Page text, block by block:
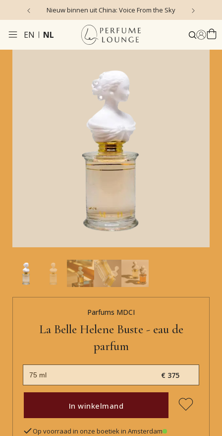
Nieuw binnen uit China: Voice From the Sky
EN NL
Parfums MDCI
La Belle Helene Buste - eau de
parfum
€ 375
In winkelmand
Op voorraad in onze boetiek in Amsterdam